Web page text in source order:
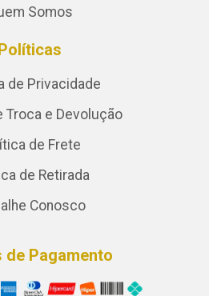
Somos
de Privacidade
Troca e Devolução
de Frete
de Retirada
Conosco
de Pagamento